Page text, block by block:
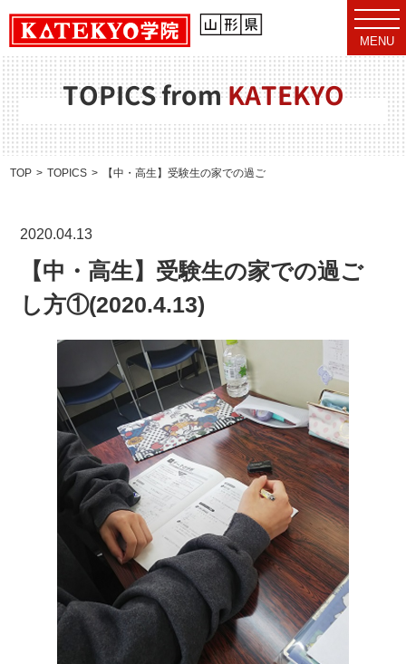
t
o
g
g
l
e
n
v
i
g
MENU
TOPICS fromKATEKYO
TOP TOPICS 【中・高生】受験生の家での過ごし方①(2020.4.13)
2020.04.13
【中・高生】受験生の家での過ご
し方①(2020.4.13)